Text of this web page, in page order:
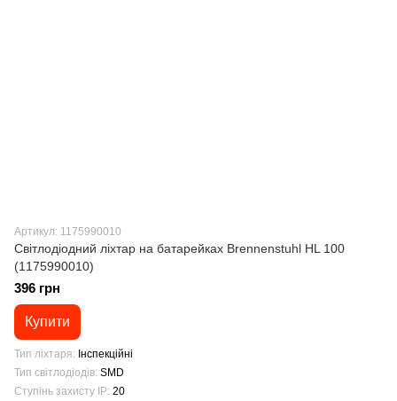
Артикул: 1175990010
Світлодіодний ліхтар на батарейках Brennenstuhl HL 100
(1175990010)
396 грн
Купити
Тип ліхтаря
Інспекційні
Тип світлодіодів SMD
Ступінь захисту IP 20